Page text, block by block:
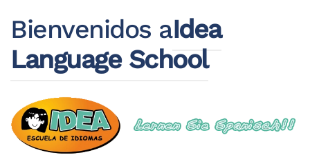
Bienvenidos aIdea
Language School